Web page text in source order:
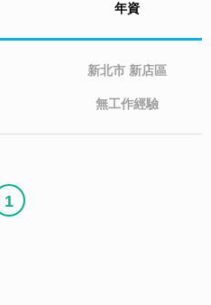
年資
新北市 新店區
無工作經驗
1